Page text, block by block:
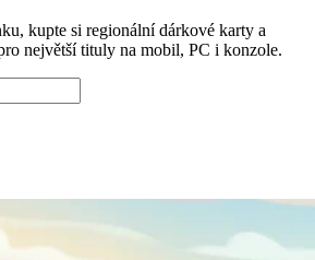
kupte si regionální dárkové karty a
největší tituly na mobil, PC i konzole.